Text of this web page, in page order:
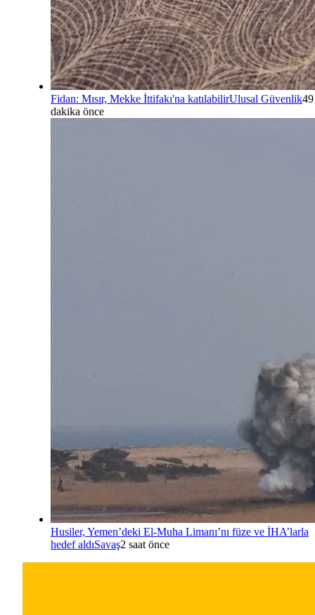
Fidan: Mısır, Mekke İttifakı'na katılabilirUlusal Güvenlik49
dakika önce
Husiler, Yemen’deki El-Muha Limanı’nı füze ve İHA’larla
hedef aldıSavaş2 saat önce